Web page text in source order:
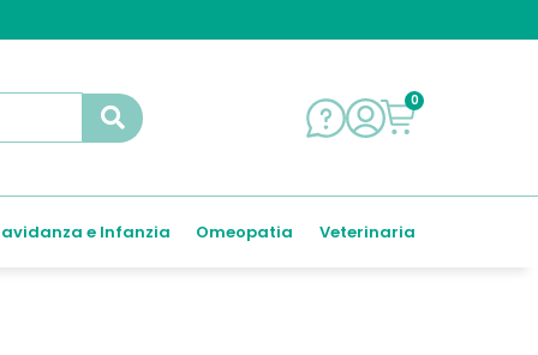
0
e Infanzia Omeopatia Veterinaria